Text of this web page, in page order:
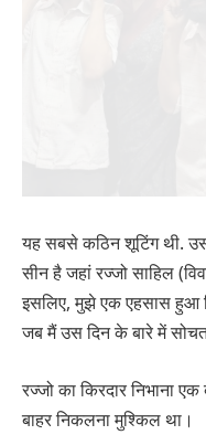
यह सबसे कठिन शूटिंग थी.
सीन है जहां रज्जो साहिल
इसलिए, मुझे एक एहसास हुआ
जब मैं उस दिन के बारे में
रज्जो का किरदार निभाना
बाहर निकलना मुश्किल था।